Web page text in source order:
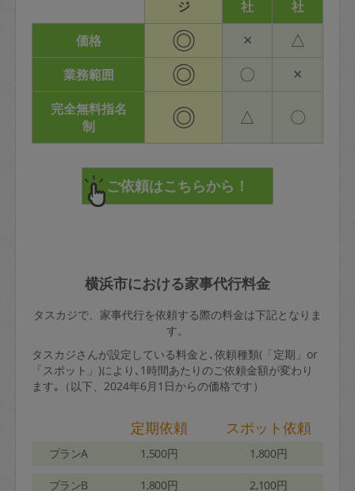
ジ
社
社
価格
◎ × △
業務範囲 ◎ 〇 ×
完全無料指名
制
◎ △ 〇
横浜市における家事代行料金
タスカジで、家事代行を依頼する際の料金は下記となりま
す。
タスカジさんが設定している料金と､依頼種類(「定期」or
「スポット」)により､1時間あたりのご依頼金額が変わり
ます｡（以下、2024年6月1日からの価格です）
定期依頼 スポット依頼
プランA 1,500円 1,800円
プランB 1,800円 2,100円